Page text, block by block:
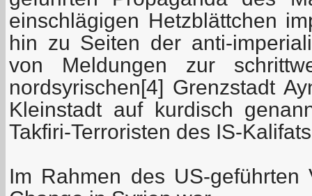
einschlägigen Hetzblättchen
hin zu Seiten der anti-
von Meldungen zur
nordsyrischen[4] Grenzstadt
Kleinstadt auf kurdisch
Takfiri-Terroristen des IS-
Im Rahmen des US-geführten